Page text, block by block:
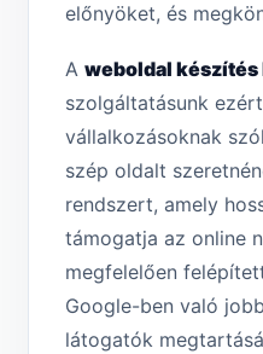
előnyöket, és
A weboldal készítés
szolgáltatásunk
vállalkozásoknak
szép oldalt
rendszert, amely
támogatja az online
megfelelően
Google-ben való
látogatók